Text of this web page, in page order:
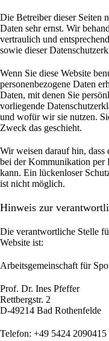
Die Betreiber dieser Seiten
Daten sehr ernst. Wir
vertraulich und
sowie dieser
Wenn Sie diese Website
personenbezogene Daten
Daten, mit denen Sie
vorliegende
und wofür wir sie nutzen.
Zweck das geschieht.
Wir weisen darauf hin,
bei der Kommunikation per
kann. Ein lückenloser
ist nicht möglich.
Hinweis zur
Die verantwortliche Stelle
Website ist:
Arbeitsgemeinschaft für
Prof. Dr. Ines Pfeffer
Rettbergstr. 2
D-49214 Bad Rothenfelde
Telefon: +49 5424 2090415